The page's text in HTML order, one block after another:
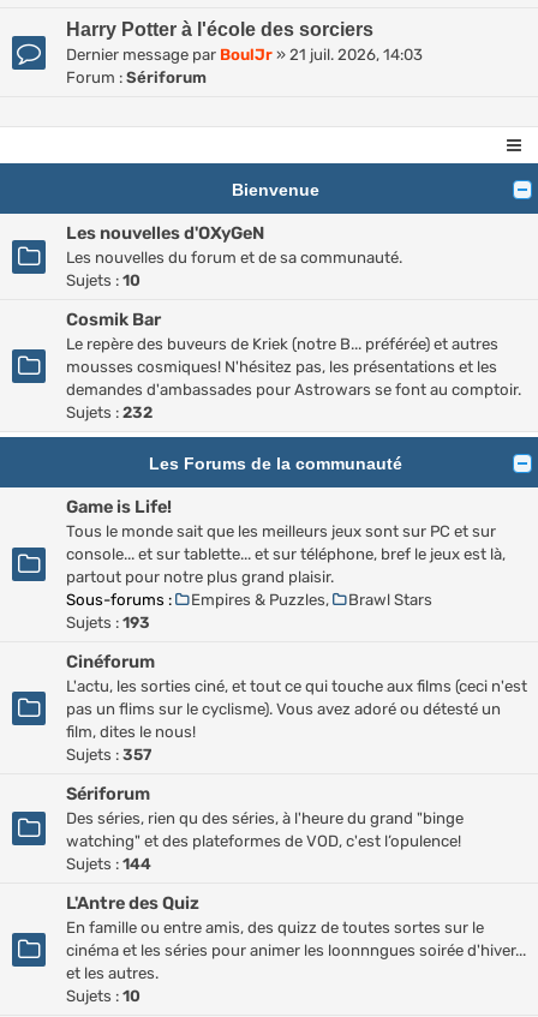
Harry Potter à l'école des sorciers
Dernier message par BoulJr » 21 juil. 2026, 14:03
Forum : Sériforum
Bienvenue
Les nouvelles d'OXyGeN
Les nouvelles du forum et de sa communauté.
Sujets : 10
Cosmik Bar
Le repère des buveurs de Kriek (notre B... préférée) et autres
mousses cosmiques! N'hésitez pas, les présentations et les
demandes d'ambassades pour Astrowars se font au comptoir.
Sujets : 232
Les Forums de la communauté
Game is Life!
Tous le monde sait que les meilleurs jeux sont sur PC et sur
console... et sur tablette... et sur téléphone, bref le jeux est là,
partout pour notre plus grand plaisir.
Sous-forums :
Empires & Puzzles,
Brawl Stars
Sujets : 193
Cinéforum
L'actu, les sorties ciné, et tout ce qui touche aux films (ceci n'est
pas un flims sur le cyclisme). Vous avez adoré ou détesté un
film, dites le nous!
Sujets : 357
Sériforum
Des séries, rien qu des séries, à l'heure du grand "binge
watching" et des plateformes de VOD, c'est l’opulence!
Sujets : 144
L'Antre des Quiz
En famille ou entre amis, des quizz de toutes sortes sur le
cinéma et les séries pour animer les loonnngues soirée d'hiver...
et les autres.
Sujets : 10